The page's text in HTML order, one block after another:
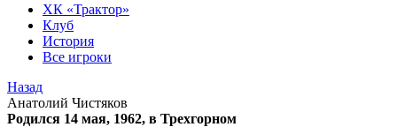
ХК «Трактор»
Клуб
История
Все игроки
Назад
Анатолий Чистяков
Родился 14 мая, 1962, в Трехгорном